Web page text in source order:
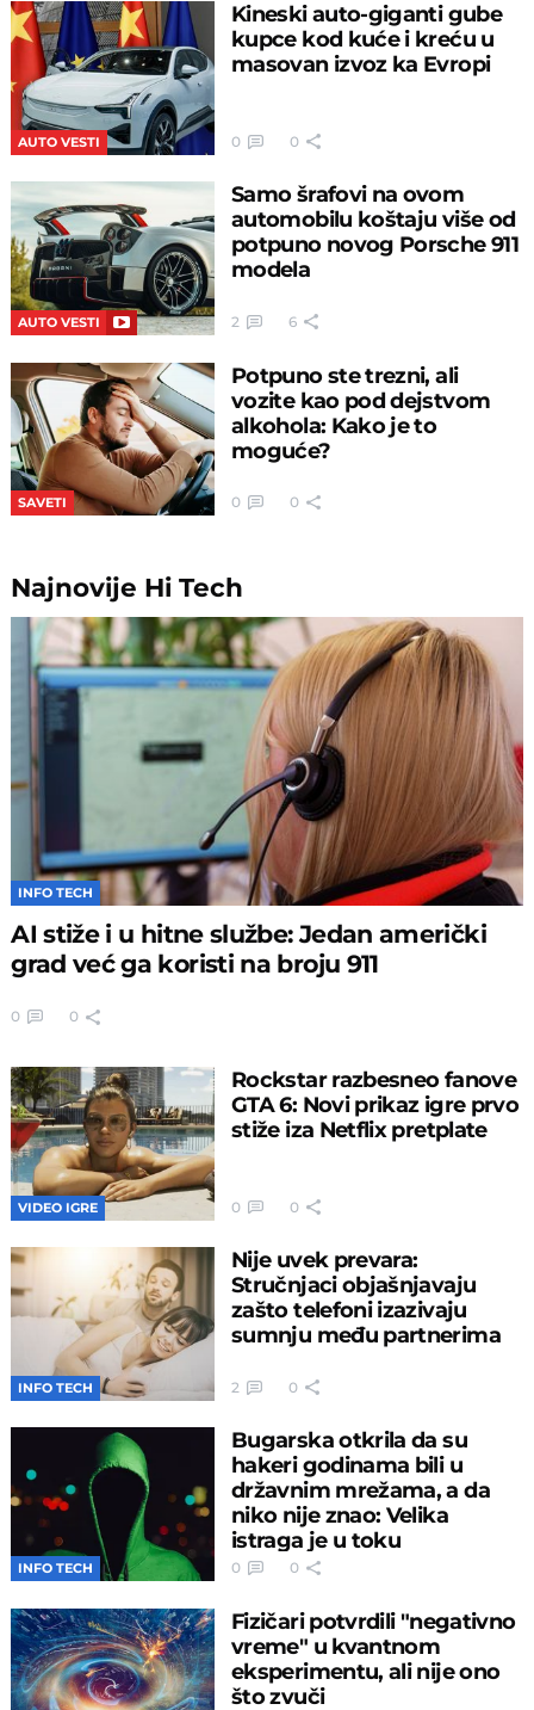
AUTO VESTI
Kineski auto-giganti gube
kupce kod kuće i kreću u
masovan izvoz ka Evropi
0 0
AUTO VESTI
Samo šrafovi na ovom
automobilu koštaju više od
potpuno novog Porsche 911
modela
2 6
SAVETI
Potpuno ste trezni, ali
vozite kao pod dejstvom
alkohola: Kako je to
moguće?
0 0
Najnovije Hi Tech
INFO TECH
AI stiže i u hitne službe: Jedan američki
grad već ga koristi na broju 911
0 0
VIDEO IGRE
Rockstar razbesneo fanove
GTA 6: Novi prikaz igre prvo
stiže iza Netflix pretplate
0 0
INFO TECH
Nije uvek prevara:
Stručnjaci objašnjavaju
zašto telefoni izazivaju
sumnju među partnerima
2 0
INFO TECH
Bugarska otkrila da su
hakeri godinama bili u
državnim mrežama, a da
niko nije znao: Velika
istraga je u toku
0 0
Fizičari potvrdili "negativno
vreme" u kvantnom
eksperimentu, ali nije ono
što zvuči